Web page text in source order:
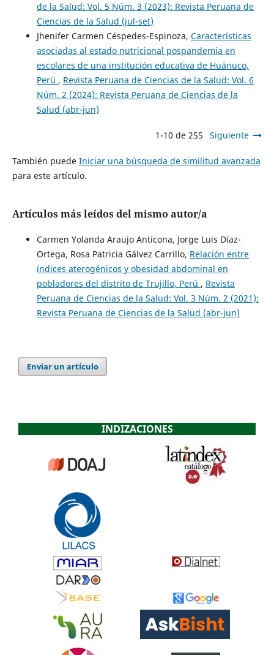
de la Salud: Vol. 5 Núm. 3 (2023): Revista Peruana de
Ciencias de la Salud (jul-set)
Jhenifer Carmen Céspedes-Espinoza, Características
asociadas al estado nutricional pospandemia en
escolares de una institución educativa de Huánuco,
Perú , Revista Peruana de Ciencias de la Salud: Vol. 6
Núm. 2 (2024): Revista Peruana de Ciencias de la
Salud (abr-jun)
1-10 de 255 Siguiente
También puede Iniciar una búsqueda de similitud avanzada
para este artículo.
Artículos más leídos del mismo autor/a
Carmen Yolanda Araujo Anticona, Jorge Luis Díaz-
Ortega, Rosa Patricia Gálvez Carrillo, Relación entre
índices aterogénicos y obesidad abdominal en
pobladores del distrito de Trujillo, Perú , Revista
Peruana de Ciencias de la Salud: Vol. 3 Núm. 2 (2021):
Revista Peruana de Ciencias de la Salud (abr-jun)
Enviar un artículo
INDIZACIONES